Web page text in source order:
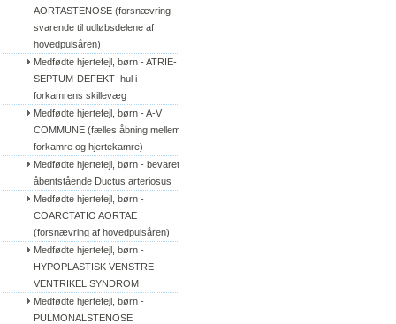
AORTASTENOSE (forsnævring
svarende til udløbsdelene af
hovedpulsåren)
Medfødte hjertefejl, børn - ATRIE-
SEPTUM-DEFEKT- hul i
forkamrens skillevæg
Medfødte hjertefejl, børn - A-V
COMMUNE (fælles åbning mellem
forkamre og hjertekamre)
Medfødte hjertefejl, børn - bevaret/
åbentstående Ductus arteriosus
Medfødte hjertefejl, børn -
COARCTATIO AORTAE
(forsnævring af hovedpulsåren)
Medfødte hjertefejl, børn -
HYPOPLASTISK VENSTRE
VENTRIKEL SYNDROM
Medfødte hjertefejl, børn -
PULMONALSTENOSE